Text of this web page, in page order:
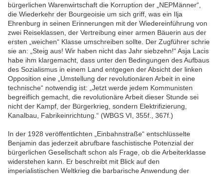
bürgerlichen Warenwirtschaft die Korruption der „NEPMänner“,
die Wiederkehr der Bourgeoisie um sich griff, was ein Ilja
Ehrenburg in seinen Erinnerungen mit der Wiedereinführung von
zwei Reiseklassen, der Vertreibung einer armen Bäuerin aus der
ersten „weichen“ Klasse umschreiben sollte. Der Zugführer schrie
sie an: „Steig aus! Wir haben nicht das Jahr siebzehn!“ Asja Lacis
habe ihm klargemacht, dass unter den Bedingungen des Aufbaus
des Sozialismus in einem Land entgegen der Absicht der linken
Opposition eine „Umstellung der revolutionären Arbeit in eine
technische“ notwendig ist: „Jetzt werde jedem Kommunisten
begreiflich gemacht, die revolutionäre Arbeit dieser Stunde sei
nicht der Kampf, der Bürgerkrieg, sondern Elektrifizierung,
Kanalbau, Fabrikeinrichtung.“ (WBGS VI, 355f., 367f.)
In der 1928 veröffentlichten „Einbahnstraße“ entschlüsselte
Benjamin das jederzeit abrufbare faschistische Potenzial der
bürgerlichen Gesellschaft schon als Frage, ob die Arbeiterklasse
widerstehen kann. Er beschreibt mit Blick auf den
imperialistischen Weltkrieg die barbarische Anwendung der